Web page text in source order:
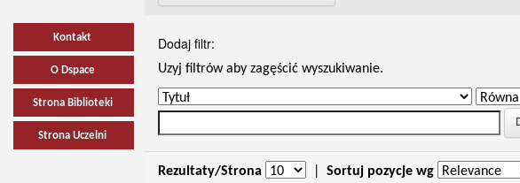
Kontakt
O Dspace
Strona Biblioteki
Strona Uczelni
Dodaj filtr:
Uzyj filtrów aby zagęścić wyszukiwanie.
Rezultaty/Strona Sortuj pozycje wg